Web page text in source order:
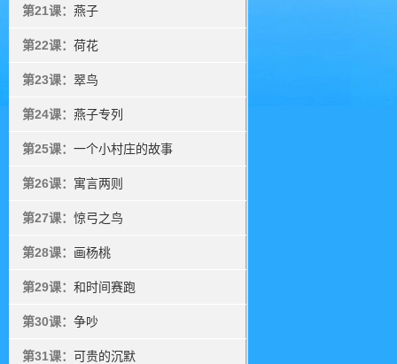
第21课： 燕子
第22课： 荷花
第23课： 翠鸟
第24课： 燕子专列
第25课： 一个小村庄的故事
第26课： 寓言两则
第27课： 惊弓之鸟
第28课： 画杨桃
第29课： 和时间赛跑
第30课： 争吵
第31课： 可贵的沉默